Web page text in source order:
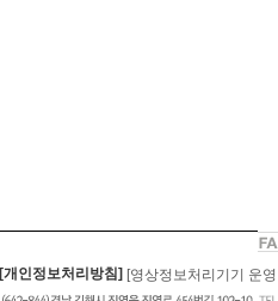
[개인정보처리방침] [영상정보처리기기 운